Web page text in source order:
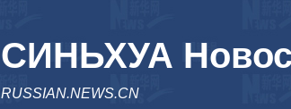
СИНЬХУА
RUSSIAN.NEWS.CN